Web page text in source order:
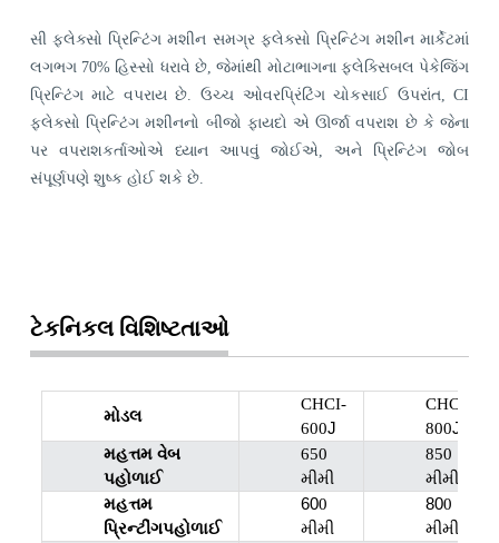
સી ફ્લેક્સો પ્રિન્ટિંગ મશીન સમગ્ર ફ્લેક્સો પ્રિન્ટિંગ મશીન માર્કેટમાં
લગભગ 70% હિસ્સો ધરાવે છે, જેમાંથી મોટાભાગના ફ્લેક્સિબલ પેકેજિંગ
પ્રિન્ટિંગ માટે વપરાય છે. ઉચ્ચ ઓવરપ્રિંટિંગ ચોકસાઈ ઉપરાંત, CI
ફ્લેક્સો પ્રિન્ટિંગ મશીનનો બીજો ફાયદો એ ઊર્જા વપરાશ છે કે જેના
પર વપરાશકર્તાઓએ ધ્યાન આપવું જોઈએ, અને પ્રિન્ટિંગ જોબ
સંપૂર્ણપણે શુષ્ક હોઈ શકે છે.
ટેકનિકલ વિશિષ્ટતાઓ
મોડલ
CHCI-
600J
CHCI-
800J
મહત્તમ વેબ
પહોળાઈ
650
મીમી
850
મીમી
મહત્તમ
પ્રિન્ટીંગપહોળાઈ
600
મીમી
800
મીમી